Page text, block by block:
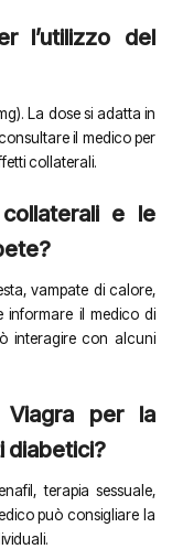
l’utilizzo del
La dose si adatta in
il medico per
collaterali.
e le
vampate di calore,
informare il medico di
interagire con alcuni
Viagra per la
diabetici?
terapia sessuale,
può consigliare la